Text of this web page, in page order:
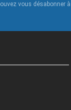
vous désabonner